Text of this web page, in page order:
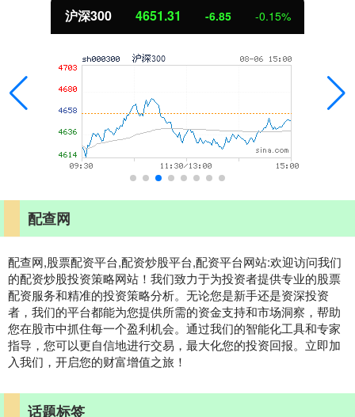
沪深300 4651.31 -6.85 -0.15%
配查网
配查网,股票配资平台,配资炒股平台,配资平台网站:欢迎访问我们
的配资炒股投资策略网站！我们致力于为投资者提供专业的股票
配资服务和精准的投资策略分析。无论您是新手还是资深投资
者，我们的平台都能为您提供所需的资金支持和市场洞察，帮助
您在股市中抓住每一个盈利机会。通过我们的智能化工具和专家
指导，您可以更自信地进行交易，最大化您的投资回报。立即加
入我们，开启您的财富增值之旅！
话题标签